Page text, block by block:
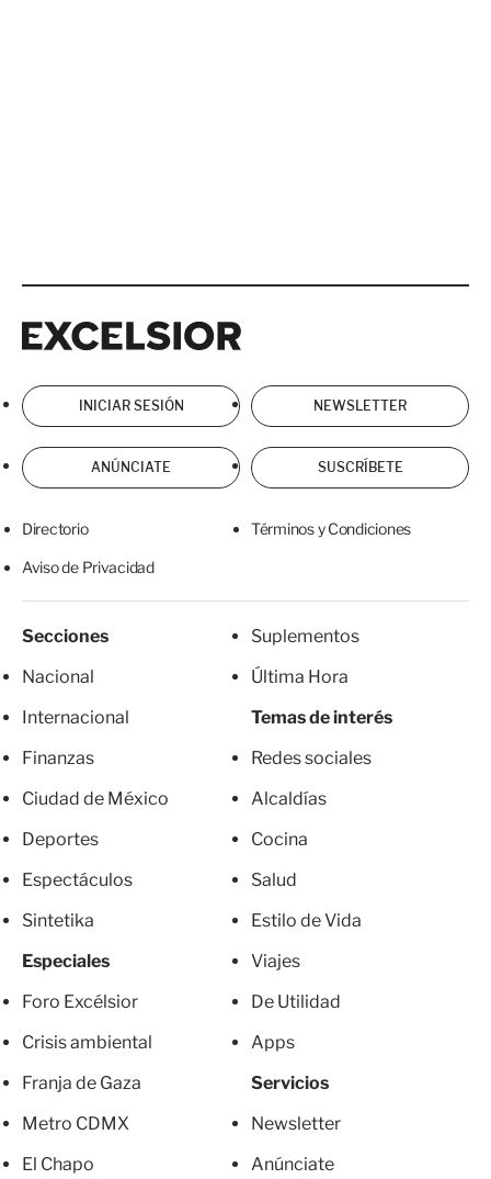
INICIAR SESIÓN NEWSLETTER
ANÚNCIATE SUSCRÍBETE
Directorio Términos y Condiciones
Aviso de Privacidad
Secciones
Nacional
Internacional
Finanzas
Ciudad de México
Deportes
Espectáculos
Sintetika
Especiales
Foro Excélsior
Crisis ambiental
Franja de Gaza
Metro CDMX
El Chapo
Suplementos
Última Hora
Temas de interés
Redes sociales
Alcaldías
Cocina
Salud
Estilo de Vida
Viajes
De Utilidad
Apps
Servicios
Newsletter
Anúnciate